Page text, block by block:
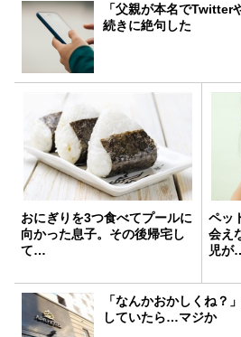
「父親が本名でTwitter
続きに絶句した
おにぎりを3つ食べてプールに
向かった息子。その後帰宅し
て…
ペッ
会え
児が
「なんかおかしくね？
していたら…マジか